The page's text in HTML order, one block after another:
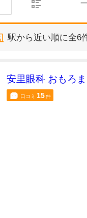
駅から近い順に全6
安里眼科 おもろ
口コミ 15件